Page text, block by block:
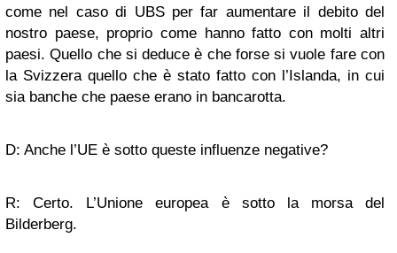
come nel caso di UBS per far aumentare il debito del
nostro paese, proprio come hanno fatto con molti altri
paesi. Quello che si deduce è che forse si vuole fare con
la Svizzera quello che è stato fatto con l’Islanda, in cui
sia banche che paese erano in bancarotta.
D: Anche l’UE è sotto queste influenze negative?
R: Certo. L’Unione europea è sotto la morsa del
Bilderberg.